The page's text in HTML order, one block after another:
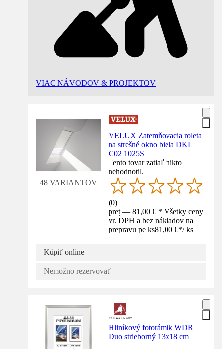
VIAC NÁVODOV & PROJEKTOV
48 VARIANTOV
VELUX Zatemňovacia roleta
na strešné okno biela DKL
C02 1025S
Tento tovar zatiaľ nikto
nehodnotil.
(0)
preț — 81,00 € * Všetky ceny
vr. DPH a bez nákladov na
prepravu pe ks81,00 €*/ ks
Kúpiť online
Nemožno rezervovať
Hliníkový fotorámik WDR
Duo strieborný 13x18 cm